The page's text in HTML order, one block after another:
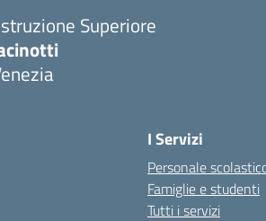
Superiore
I Servizi
Personale
Famiglie e studenti
Tutti i servizi